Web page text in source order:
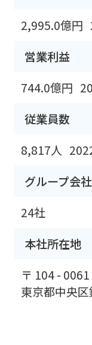
2,995.0億円
営業利益
744.0億円
従業員数
8,817人
グループ会
24社
本社所在地
〒 104 - 0061
東京都中央